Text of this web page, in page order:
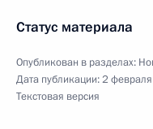
Статус материала
Опубликован в разделах:
Дата публикации:2
Текстовая версия